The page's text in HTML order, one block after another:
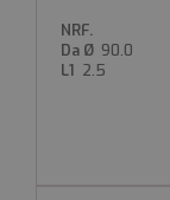
90.0
2.5